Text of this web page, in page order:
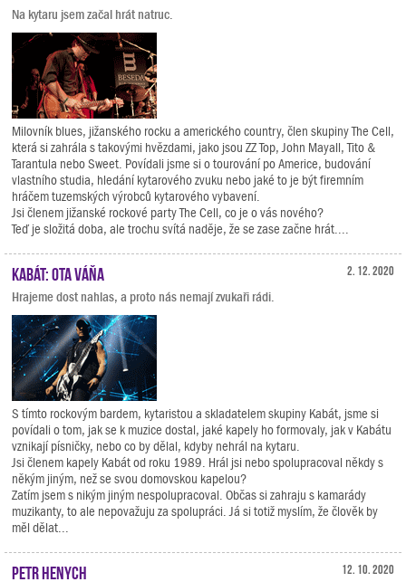
Na kytaru jsem začal hrát natruc.
Milovník blues, jižanského rocku a amerického country, člen skupiny The Cell,
která si zahrála s takovými hvězdami, jako jsou ZZ Top, John Mayall, Tito &
Tarantula nebo Sweet. Povídali jsme si o tourování po Americe, budování
vlastního studia, hledání kytarového zvuku nebo jaké to je být firemním
hráčem tuzemských výrobců kytarového vybavení.
Jsi členem jižanské rockové party The Cell, co je o vás nového?
Teď je složitá doba, ale trochu svítá naděje, že se zase začne hrát....
2. 12. 2020
Kabát: Ota Váňa
Hrajeme dost nahlas, a proto nás nemají zvukaři rádi.
S tímto rockovým bardem, kytaristou a skladatelem skupiny Kabát, jsme si
povídali o tom, jak se k muzice dostal, jaké kapely ho formovaly, jak v Kabátu
vznikají písničky, nebo co by dělal, kdyby nehrál na kytaru.
Jsi členem kapely Kabát od roku 1989. Hrál jsi nebo spolupracoval někdy s
někým jiným, než se svou domovskou kapelou?
Zatím jsem s nikým jiným nespolupracoval. Občas si zahraju s kamarády
muzikanty, to ale nepovažuju za spolupráci. Já si totiž myslím, že člověk by
měl dělat...
12. 10. 2020
Petr Henych